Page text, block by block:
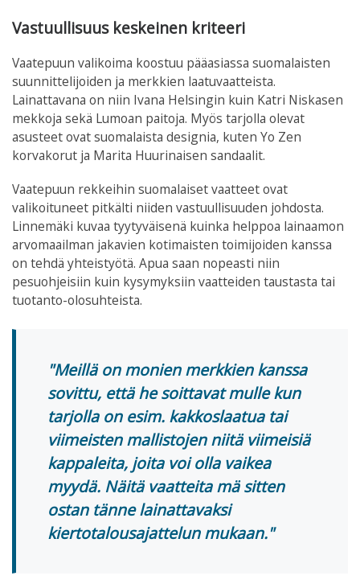
Vastuullisuus keskeinen kriteeri
Vaatepuun valikoima koostuu pääasiassa suomalaisten
suunnittelijoiden ja merkkien laatuvaatteista.
Lainattavana on niin Ivana Helsingin kuin Katri Niskasen
mekkoja sekä Lumoan paitoja. Myös tarjolla olevat
asusteet ovat suomalaista designia, kuten Yo Zen
korvakorut ja Marita Huurinaisen sandaalit.
Vaatepuun rekkeihin suomalaiset vaatteet ovat
valikoituneet pitkälti niiden vastuullisuuden johdosta.
Linnemäki kuvaa tyytyväisenä kuinka helppoa lainaamon
arvomaailman jakavien kotimaisten toimijoiden kanssa
on tehdä yhteistyötä. Apua saan nopeasti niin
pesuohjeisiin kuin kysymyksiin vaatteiden taustasta tai
tuotanto-olosuhteista.
Meillä on monien merkkien kanssa
sovittu, että he soittavat mulle kun
tarjolla on esim. kakkoslaatua tai
viimeisten mallistojen niitä viimeisiä
kappaleita, joita voi olla vaikea
myydä. Näitä vaatteita mä sitten
ostan tänne lainattavaksi
kiertotalousajattelun mukaan.